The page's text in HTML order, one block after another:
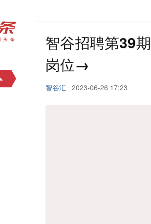
智谷招聘第39
岗位→
智谷汇 2023-06-26 17:23